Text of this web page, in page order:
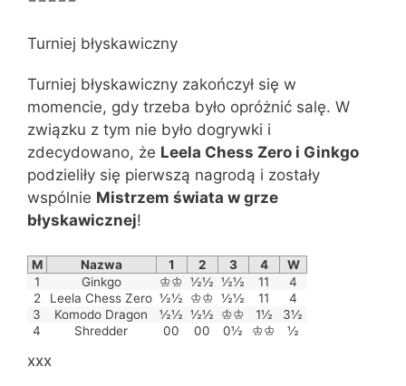
Turniej błyskawiczny
Turniej błyskawiczny zakończył się w
momencie, gdy trzeba było opróżnić salę. W
związku z tym nie było dogrywki i
zdecydowano, że Leela Chess Zero i Ginkgo
podzieliły się pierwszą nagrodą i zostały
wspólnie Mistrzem świata w grze
błyskawicznej!
M Nazwa 1 2 3 4
W
1
Ginkgo ♔♔ ½½ ½½ 11
4
2
Leela Chess Zero ½½ ♔♔ ½½ 11
4
3
Komodo Dragon ½½ ½½ ♔♔ 1½
3½
4
Shredder 00 00 0½ ♔♔ ½
xxx